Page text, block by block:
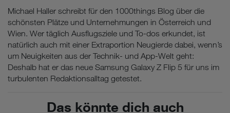
Michael Haller schreibt für den 1000things Blog über die
schönsten Plätze und Unternehmungen in Österreich und
Wien. Wer täglich Ausflugsziele und To-dos erkundet, ist
natürlich auch mit einer Extraportion Neugierde dabei, wenn’s
um Neuigkeiten aus der Technik- und App-Welt geht:
Deshalb hat er das neue Samsung Galaxy Z Flip 5 für uns im
turbulenten Redaktionsalltag getestet.
Das könnte dich auch